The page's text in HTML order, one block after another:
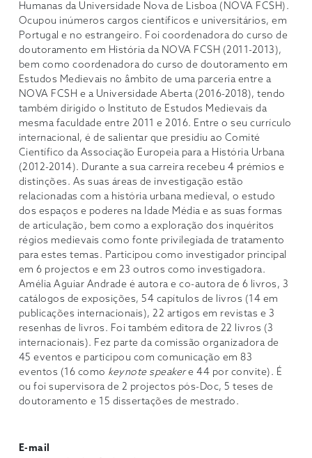
Humanas da Universidade Nova de Lisboa (NOVA FCSH).
Ocupou inúmeros cargos científicos e universitários, em
Portugal e no estrangeiro. Foi coordenadora do curso de
doutoramento em História da NOVA FCSH (2011-2013),
bem como coordenadora do curso de doutoramento em
Estudos Medievais no âmbito de uma parceria entre a
NOVA FCSH e a Universidade Aberta (2016-2018), tendo
também dirigido o Instituto de Estudos Medievais da
mesma faculdade entre 2011 e 2016. Entre o seu currículo
internacional, é de salientar que presidiu ao Comité
Científico da Associação Europeia para a História Urbana
(2012-2014). Durante a sua carreira recebeu 4 prémios e
distinções. As suas áreas de investigação estão
relacionadas com a história urbana medieval, o estudo
dos espaços e poderes na Idade Média e as suas formas
de articulação, bem como a exploração dos inquéritos
régios medievais como fonte privilegiada de tratamento
para estes temas. Participou como investigador principal
em 6 projectos e em 23 outros como investigadora.
Amélia Aguiar Andrade é autora e co-autora de 6 livros, 3
catálogos de exposições, 54 capítulos de livros (14 em
publicações internacionais), 22 artigos em revistas e 3
resenhas de livros. Foi também editora de 22 livros (3
internacionais). Fez parte da comissão organizadora de
45 eventos e participou com comunicação em 83
eventos (16 como keynote speakere 44 por convite). É
ou foi supervisora de 2 projectos pós-Doc, 5 teses de
doutoramento e 15 dissertações de mestrado.
E-mail